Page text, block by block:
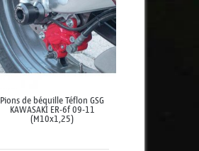
Pions de béquille Téflon GSG
KAWASAKI ER-6f 09-11
(M10x1,25)